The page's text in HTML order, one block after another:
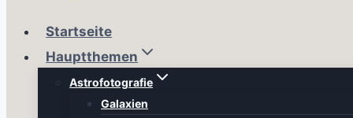
Startseite
Hauptthemen
Astrofotografie
Galaxien